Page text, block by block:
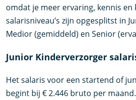
omdat je meer ervaring, kennis en
salarisniveau’s zijn opgesplitst in
Medior (gemiddeld) en Senior
Junior Kinderverzorger
Het salaris voor een startend of
begint bij € 2.446 bruto per